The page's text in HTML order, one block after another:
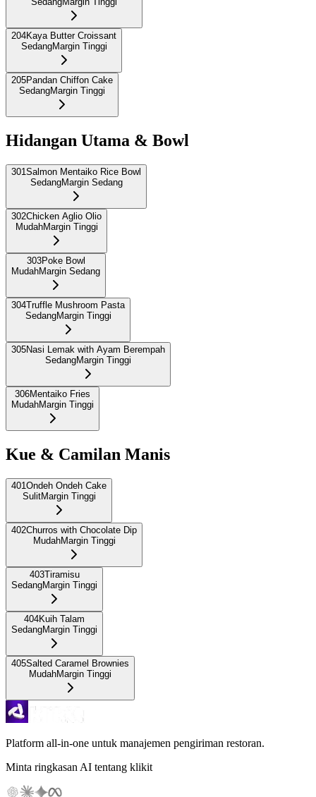
204Kaya Butter Croissant
SedangMargin Tinggi
205Pandan Chiffon Cake
SedangMargin Tinggi
Hidangan Utama & Bowl
301Salmon Mentaiko Rice Bowl
SedangMargin Sedang
302Chicken Aglio Olio
MudahMargin Tinggi
303Poke Bowl
MudahMargin Sedang
304Truffle Mushroom Pasta
SedangMargin Tinggi
305Nasi Lemak with Ayam Berempah
SedangMargin Tinggi
306Mentaiko Fries
MudahMargin Tinggi
Kue & Camilan Manis
401 Ondeh Ondeh Cake
SulitMargin Tinggi
402Churros with Chocolate Dip
MudahMargin Tinggi
403Tiramisu
SedangMargin Tinggi
404Kuih Talam
SedangMargin Tinggi
405Salted Caramel Brownies
MudahMargin Tinggi
Platform all-in-one untuk manajemen pengiriman restoran.
Minta ringkasan AI tentang klikit